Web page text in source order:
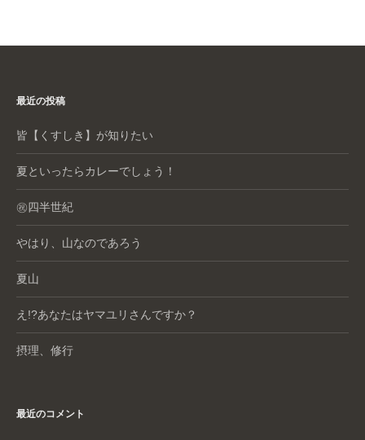
最近の投稿
皆【くすしき】が知りたい
夏といったらカレーでしょう！
㊗️四半世紀
やはり、山なのであろう
夏山
え!?あなたはヤマユリさんですか？
摂理、修行
最近のコメント